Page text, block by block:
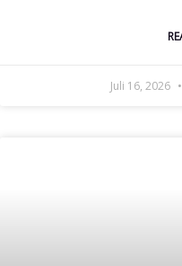
Juli 16, 2026